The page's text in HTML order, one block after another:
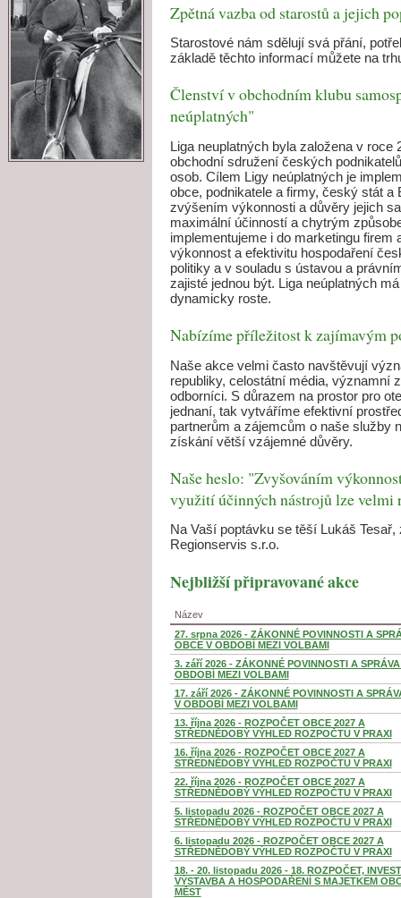
Zpětná vazba od starostů a jejich
Starostové nám sdělují svá přání,
základě těchto informací můžete na
Členství v obchodním klubu
neúplatných"
Liga neuplatných byla založena v roce
obchodní sdružení českých
osob. Cílem Ligy neúplatných je
obce, podnikatele a firmy, český stát
zvýšením výkonnosti a důvěry jejich
maximální účinností a chytrým
implementujeme i do marketingu
výkonnost a efektivitu hospodaření
politiky a v souladu s ústavou a
zajisté jednou být. Liga neúplatných
dynamicky roste.
Nabízíme příležitost k zajímavým
Naše akce velmi často navštěvují
republiky, celostátní média, významní
odborníci. S důrazem na prostor pro
jednaní, tak vytváříme efektivní
partnerům a zájemcům o naše
získání větší vzájemné důvěry.
Naše heslo: "Zvyšováním
využití účinných nástrojů lze velmi
Na Vaší poptávku se těší Lukáš
Regionservis s.r.o.
Nejbližší připravované akce
Název
27. srpna 2026 - ZÁKONNÉ POVINNOSTI A
OBCE V OBDOBÍ MEZI VOLBAMI
3. září 2026 - ZÁKONNÉ POVINNOSTI A
OBDOBÍ MEZI VOLBAMI
17. září 2026 - ZÁKONNÉ POVINNOSTI A
V OBDOBÍ MEZI VOLBAMI
13. října 2026 - ROZPOČET OBCE 2027 A
STŘEDNĚDOBÝ VÝHLED ROZPOČTU V PRAXI
16. října 2026 - ROZPOČET OBCE 2027 A
STŘEDNĚDOBÝ VÝHLED ROZPOČTU V PRAXI
22. října 2026 - ROZPOČET OBCE 2027 A
STŘEDNĚDOBÝ VÝHLED ROZPOČTU V PRAXI
5. listopadu 2026 - ROZPOČET OBCE 2027 A
STŘEDNĚDOBÝ VÝHLED ROZPOČTU V PRAXI
6. listopadu 2026 - ROZPOČET OBCE 2027 A
STŘEDNĚDOBÝ VÝHLED ROZPOČTU V PRAXI
18. - 20. listopadu 2026 - 18. ROZPOČET,
VÝSTAVBA A HOSPODAŘENÍ S MAJETKEM
MĚST